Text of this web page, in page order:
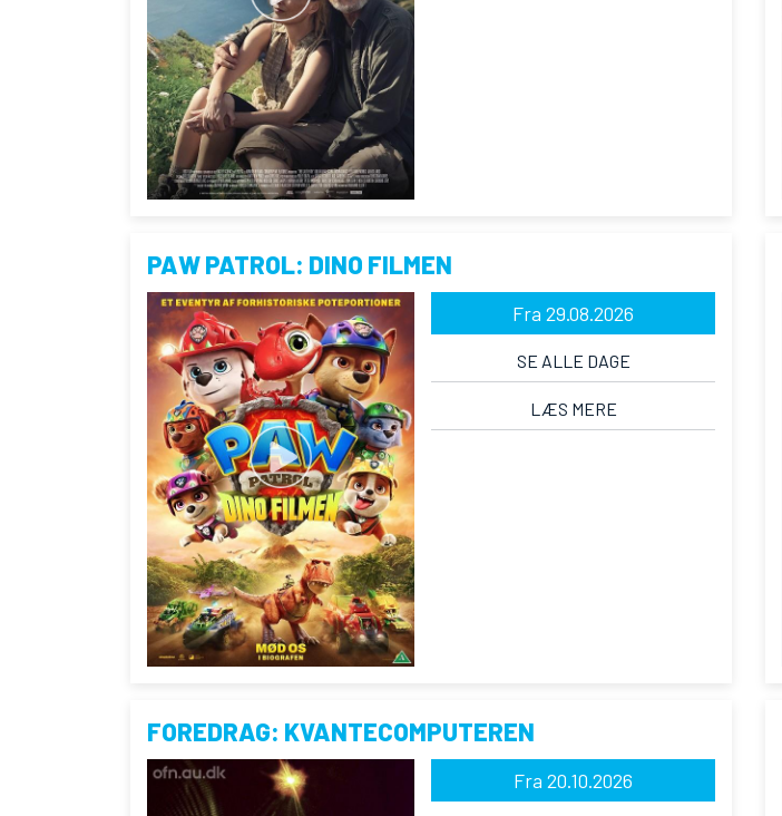
PAW PATROL: DINO FILMEN
Fra 29.08.2026
SE ALLE DAGE
LÆS MERE
FOREDRAG: KVANTECOMPUTEREN
Fra 20.10.2026